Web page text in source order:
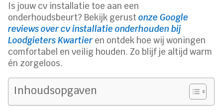
Is jouw cv installatie toe aan een
onderhoudsbeurt? Bekijk gerustonze Google
reviews over cv installatie onderhouden bij
Loodgieters Kwartier en ontdek hoe wij woningen
comfortabel en veilig houden. Zo blijf je altijd warm
én zorgeloos.
Inhoudsopgaven